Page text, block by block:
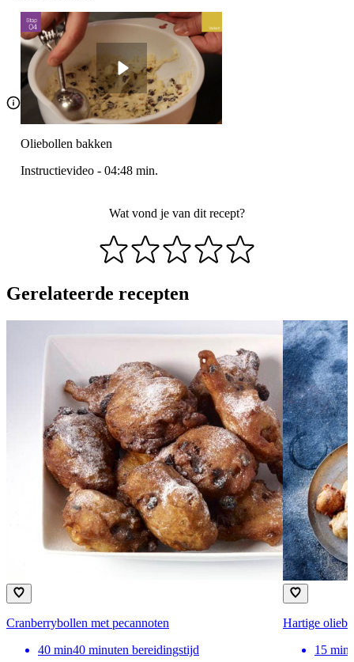
Oliebollen bakken
Instructievideo - 04:48 min.
Wat vond je van dit recept?
Gerelateerde recepten
Cranberrybollen met pecannoten
40 min40 minuten bereidingstijd
Hartige
15 min